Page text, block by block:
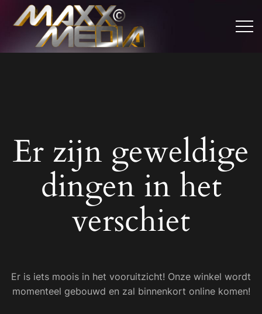
Er zijn geweldige
dingen in het
verschiet
Er is iets moois in het vooruitzicht! Onze winkel wordt
momenteel gebouwd en zal binnenkort online komen!